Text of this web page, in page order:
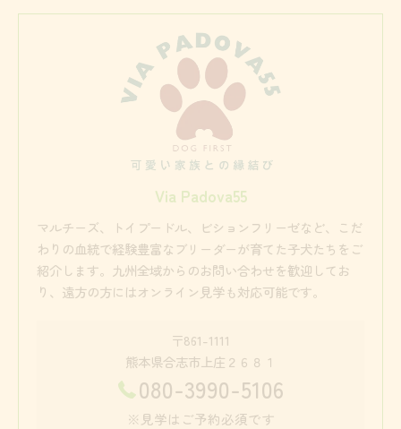
Via Padova55
マルチーズ、トイプードル、ビションフリーゼなど、こだ
わりの血統で経験豊富なブリーダーが育てた子犬たちをご
紹介します。九州全域からのお問い合わせを歓迎してお
り、遠方の方にはオンライン見学も対応可能です。
〒861-1111
熊本県合志市上庄２６８１
080-3990-5106
※見学はご予約必須です